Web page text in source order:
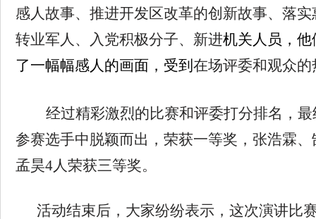
感人故事、 推进开发区改革的创新故事、落
转业军人、
入党积极分子、新进机关人员 ，
了一幅幅感人的画面，受到 在场评委和观众
经过精彩激烈的比赛和评委打分排名 ，
参赛选手中脱颖而出 ， 荣获一等奖 ， 张浩霖、
孟昊4人荣获三等奖。
活动结束后，大家纷纷表示， 这次演讲比